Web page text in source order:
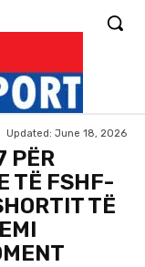
Updated: June 18, 2026
PËR
TË FSHF-
TË